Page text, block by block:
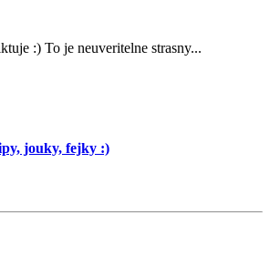
:) To je neuveritelne strasny...
jouky, fejky :)